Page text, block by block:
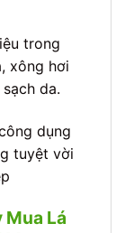
trong
xông hơi
da.
tuyệt vời
Mua Lá